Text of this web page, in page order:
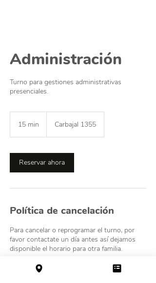
Administración
Turno para gestiones administrativas
presenciales.
15 min
m
i
n
Carbajal 1355
Reservar ahora
Política de cancelación
Para cancelar o reprogramar el turno, por
favor contactate un día antes así dejamos
disponible el horario para otra familia.